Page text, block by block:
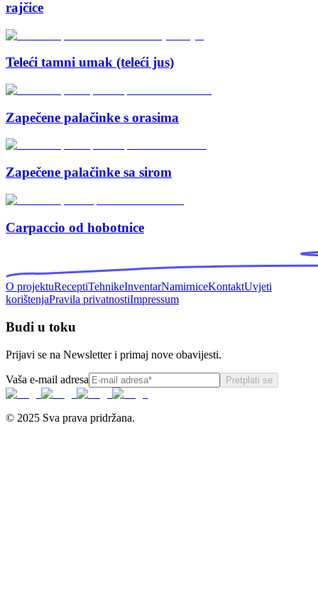
rajčice
Teleći tamni umak (teleći jus)
Zapečene palačinke s orasima
Zapečene palačinke sa sirom
Carpaccio od hobotnice
O projektuReceptiTehnikeInventarNamirniceKontaktUvjeti
korištenjaPravila privatnostiImpressum
Budi u toku
Prijavi se na Newsletter i primaj nove obavijesti.
Vaša e-mail adresa Pretplati se
© 2025 Sva prava pridržana.